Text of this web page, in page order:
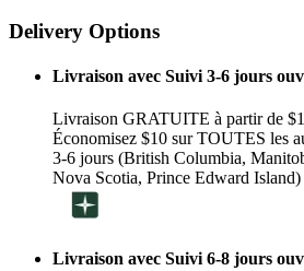
Delivery Options
Livraison avec Suivi 3-6 jours
Livraison GRATUITE à partir de
Économisez $10 sur TOUTES les
3-6 jours (British Columbia,
Nova Scotia, Prince Edward Island)
Livraison avec Suivi 6-8 jours